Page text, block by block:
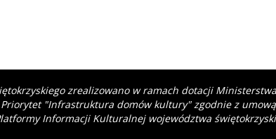
zrealizowano w ramach dotacji
"Infrastruktura domów kultury" zgodnie z umową
Informacji Kulturalnej województwa